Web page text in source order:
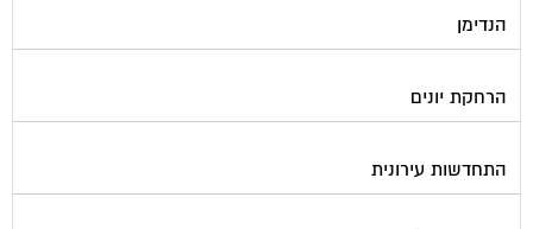
הנדימן
הרחקת יונים
התחדשות עירונית